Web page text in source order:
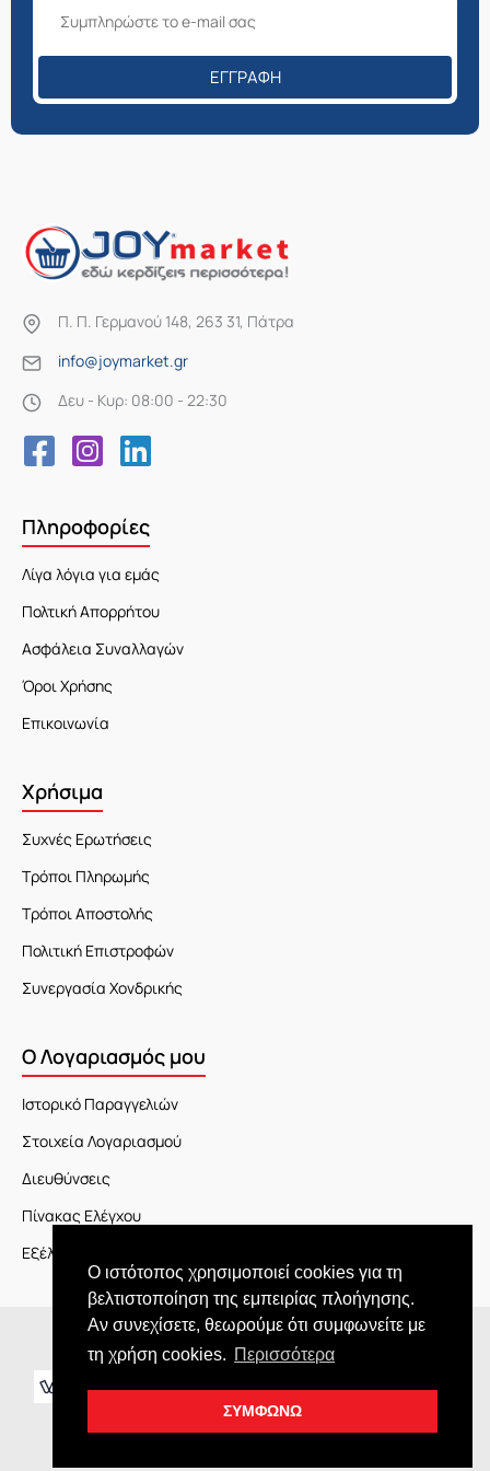
Ο ιστότοπος χρησιμοποιεί cookies για τη
βελτιστοποίηση της εμπειρίας πλοήγησης.
Αν συνεχίσετε, θεωρούμε ότι συμφωνείτε με
τη χρήση cookies. Περισσότερα
ΣΥΜΦΩΝΩ
ΕΓΓΡΑΦΉ
Π. Π. Γερμανού 148, 263 31, Πάτρα
info@joymarket.gr
Δευ - Κυρ: 08:00 - 22:30
Πληροφορίες
Λίγα λόγια για εμάς
Πολτική Απορρήτου
Ασφάλεια Συναλλαγών
Όροι Χρήσης
Επικοινωνία
Χρήσιμα
Συχνές Ερωτήσεις
Τρόποι Πληρωμής
Τρόποι Αποστολής
Πολιτική Επιστροφών
Συνεργασία Χονδρικής
Ο Λογαριασμός μου
Ιστορικό Παραγγελιών
Στοιχεία Λογαριασμού
Διευθύνσεις
Πίνακας Ελέγχου
Εξέλιξη Παραγγελίας
Copyright © 2026 JOY market